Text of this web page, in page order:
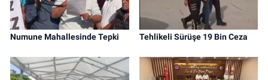
Numune Mahallesinde Tepki Tehlikeli Sürüşe 19 Bin Ceza